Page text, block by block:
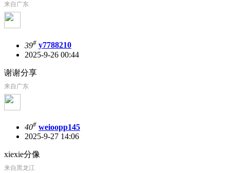
来自广东
39# y7788210
2025-9-26 00:44
谢谢分享
来自广东
40# weioopp145
2025-9-27 14:06
xiexie分像
来自黑龙江